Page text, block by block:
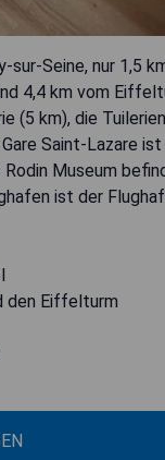
Seine, nur 1,5
4,4 km vom
(5 km), die
Saint-Lazare
Museum
ist der
den Eiffelturm